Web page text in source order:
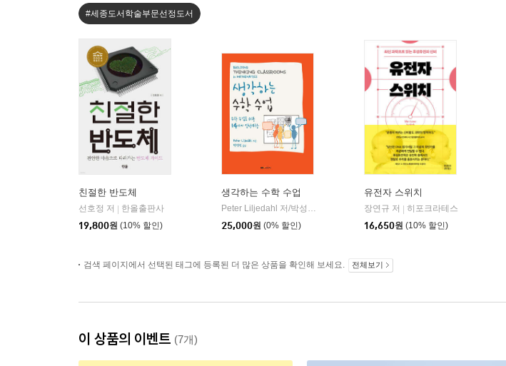
#세종도서학술부문선정도서
친절한 반도체
선호정 저
한올출판사
19,800원 (10% 할인)
생각하는 수학 수업
Peter Liljedahl 저/박성선 역
25,000원 (0% 할인)
유전자 스위치
장연규 저
히포크라테스
16,650원 (10% 할인)
검색 페이지에서 선택된 태그에 등록된 더 많은 상품을 확인해 보세요. 전체보기
이 상품의 이벤트 (7개)